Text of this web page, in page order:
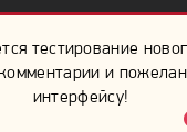
как грани
так близка ему.
в массы, смогли
того времени и
сериал повествует о
тестирование
и
интерфейсу!